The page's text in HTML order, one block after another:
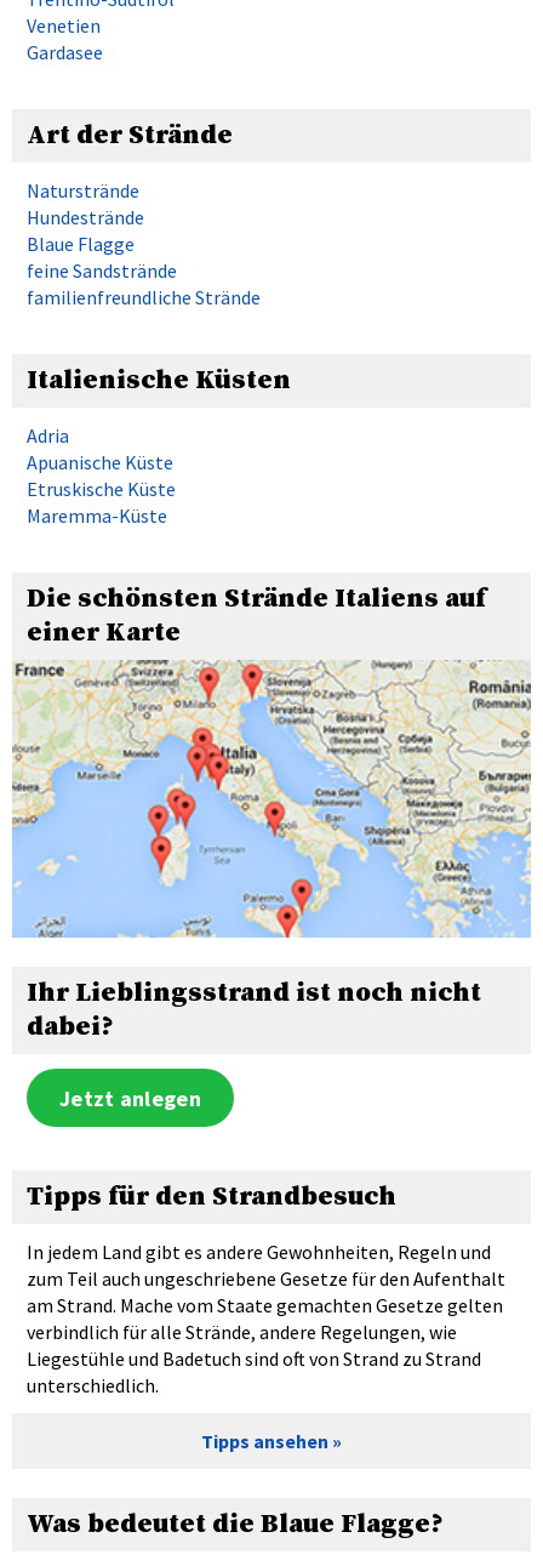
Venetien
Gardasee
Art der Strände
Naturstrände
Hundestrände
Blaue Flagge
feine Sandstrände
familienfreundliche Strände
Italienische Küsten
Adria
Apuanische Küste
Etruskische Küste
Maremma-Küste
Die schönsten Strände Italiens auf
einer Karte
Ihr Lieblingsstrand ist noch nicht
dabei?
Jetzt anlegen
Tipps für den Strandbesuch
In jedem Land gibt es andere Gewohnheiten, Regeln und
zum Teil auch ungeschriebene Gesetze für den Aufenthalt
am Strand. Mache vom Staate gemachten Gesetze gelten
verbindlich für alle Strände, andere Regelungen, wie
Liegestühle und Badetuch sind oft von Strand zu Strand
unterschiedlich.
Tipps ansehen
Was bedeutet die Blaue Flagge?